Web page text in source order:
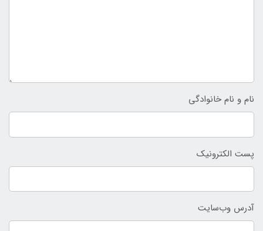
نام و نام خانوادگی
پست الکترونیک
آدرس وب‌سایت